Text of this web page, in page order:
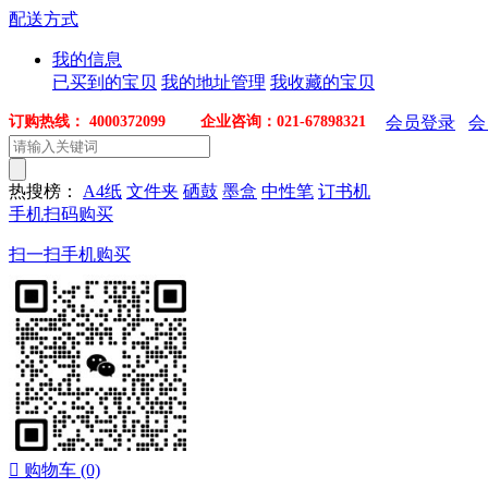
配送方式
我的信息
已买到的宝贝 我的地址管理 我收藏的宝贝
订购热线： 4000372099 企业咨询：021-67898321 会员登录
热搜榜： A4纸 文件夹 硒鼓 墨盒 中性笔 订书机
手机扫码购买
扫一扫手机购买
 购物车 (0)